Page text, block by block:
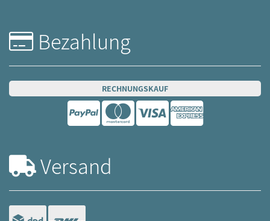
Bezahlung
RECHNUNGSKAUF
Versand